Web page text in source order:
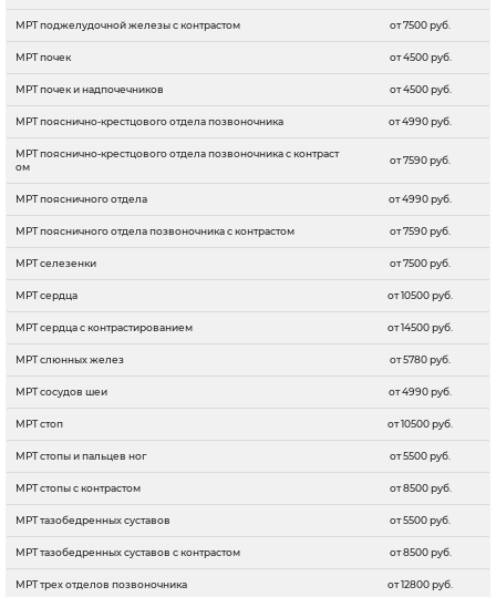
МРТ поджелудочной железы с контрастом от 7500 руб.
МРТ почек от 4500 руб.
МРТ почек и надпочечников от 4500 руб.
МРТ пояснично-крестцового отдела позвоночника от 4990 руб.
МРТ пояснично-крестцового отдела позвоночника c контраст
ом
от 7590 руб.
МРТ поясничного отдела от 4990 руб.
МРТ поясничного отдела позвоночника c контрастом от 7590 руб.
МРТ селезенки от 7500 руб.
МРТ сердца от 10500 руб.
МРТ сердца с контрастированием от 14500 руб.
МРТ слюнных желез от 5780 руб.
МРТ сосудов шеи от 4990 руб.
МРТ стоп от 10500 руб.
МРТ стопы и пальцев ног от 5500 руб.
МРТ стопы с контрастом от 8500 руб.
МРТ тазобедренных суставов от 5500 руб.
МРТ тазобедренных суставов с контрастом от 8500 руб.
МРТ трех отделов позвоночника от 12800 руб.